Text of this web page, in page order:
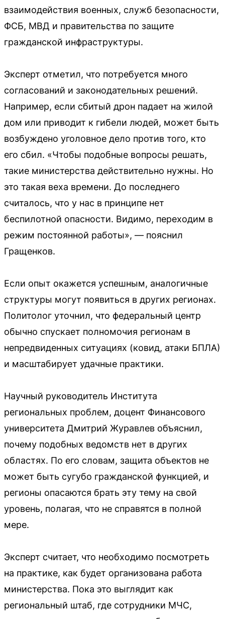
взаимодействия военных, служб безопасности,
ФСБ, МВД и правительства по защите
гражданской инфраструктуры.
Эксперт отметил, что потребуется много
согласований и законодательных решений.
Например, если сбитый дрон падает на жилой
дом или приводит к гибели людей, может быть
возбуждено уголовное дело против того, кто
его сбил. «Чтобы подобные вопросы решать,
такие министерства действительно нужны. Но
это такая веха времени. До последнего
считалось, что у нас в принципе нет
беспилотной опасности. Видимо, переходим в
режим постоянной работы», — пояснил
Гращенков.
Если опыт окажется успешным, аналогичные
структуры могут появиться в других регионах.
Политолог уточнил, что федеральный центр
обычно спускает полномочия регионам в
непредвиденных ситуациях (ковид, атаки БПЛА)
и масштабирует удачные практики.
Научный руководитель Института
региональных проблем, доцент Финансового
университета Дмитрий Журавлев объяснил,
почему подобных ведомств нет в других
областях. По его словам, защита объектов не
может быть сугубо гражданской функцией, и
регионы опасаются брать эту тему на свой
уровень, полагая, что не справятся в полной
мере.
Эксперт считает, что необходимо посмотреть
на практике, как будет организована работа
министерства. Пока это выглядит как
региональный штаб, где сотрудники МЧС,